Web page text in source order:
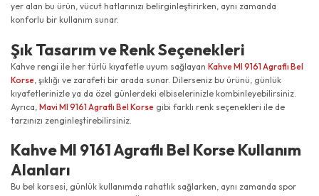
yer alan bu ürün, vücut hatlarınızı belirginleştirirken, aynı zamanda
konforlu bir kullanım sunar.
Şık Tasarım ve Renk Seçenekleri
Kahve rengi ile her türlü kıyafetle uyum sağlayan Kahve MI 9161 Agraflı Bel
Korse , şıklığı ve zarafeti bir arada sunar. Dilerseniz bu ürünü, günlük
kıyafetlerinizle ya da özel günlerdeki elbiselerinizle kombinleyebilirsiniz.
Ayrıca, Mavi MI 9161 Agraflı Bel Korse gibi farklı renk seçenekleri ile de
tarzınızı zenginleştirebilirsiniz.
Kahve MI 9161 Agraflı Bel Korse Kullanım
Alanları
Bu bel korsesi, günlük kullanımda rahatlık sağlarken, aynı zamanda spor